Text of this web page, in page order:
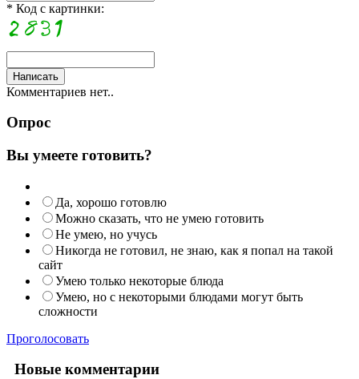
* Код с картинки:
Комментариев нет..
Опрос
Вы умеете готовить?
Да, хорошо готовлю
Можно сказать, что не умею готовить
Не умею, но учусь
Никогда не готовил, не знаю, как я попал на такой
сайт
Умею только некоторые блюда
Умею, но с некоторыми блюдами могут быть
сложности
Проголосовать
Новые комментарии